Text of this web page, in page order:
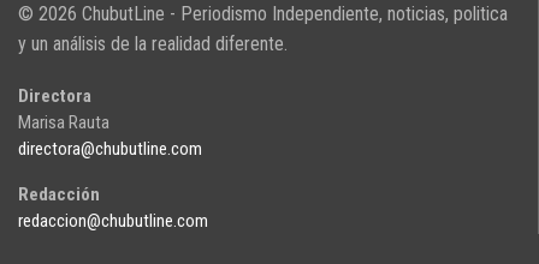
© 2026 ChubutLine - Periodismo Independiente, noticias, politica
y un análisis de la realidad diferente.
Directora
Marisa Rauta
directora@chubutline.com
Redacción
redaccion@chubutline.com